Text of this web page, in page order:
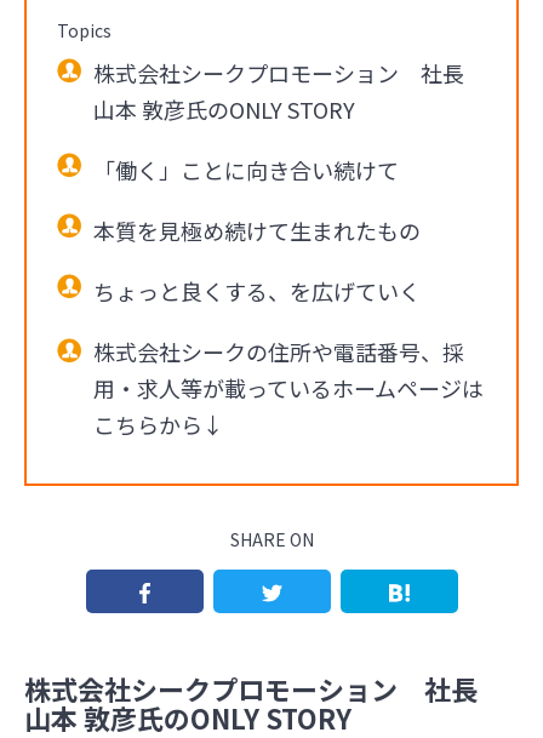
Topics
株式会社シークプロモーション 社長
山本 敦彦氏のONLY STORY
「働く」ことに向き合い続けて
本質を見極め続けて生まれたもの
ちょっと良くする、を広げていく
株式会社シークの住所や電話番号、採
用・求人等が載っているホームページは
こちらから↓
SHARE ON
株式会社シークプロモーション 社長
山本 敦彦氏のONLY STORY